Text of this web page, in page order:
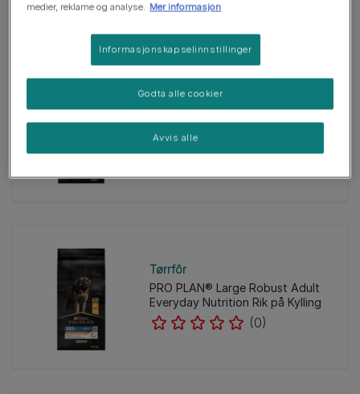
Tørrfôr
PURINA PRO PLAN Large Adult
Rik på Lam
Tørrfôr
PRO PLAN® Large Robust Adult
Everyday Nutrition Rik på Kylling
(0)
medier, reklame og analyse. Mer informasjon
Informasjonskapselinnstillinger
Avvis alle
Godta alle cookier